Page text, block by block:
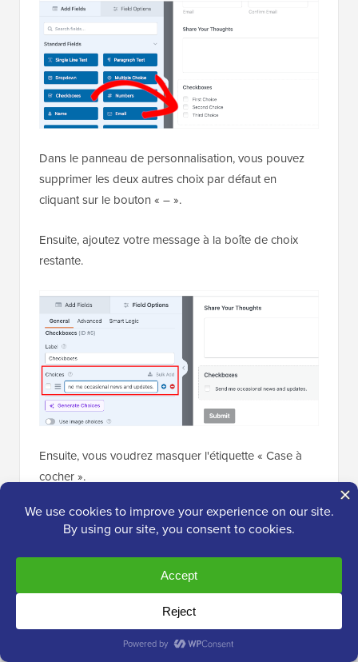
Dans le panneau de personnalisation, vous pouvez
supprimer les deux autres choix par défaut en
cliquant sur le bouton « – ».
Ensuite, ajoutez votre message à la boîte de choix
restante.
Ensuite, vous voudrez masquer l'étiquette « Case à
cocher ».
En la masquant, seul le texte prévu « Envoyez-moi
des nouvelles et des mises à jour occasionnelles »
apparaît à côté de la case à cocher, ce qui rend le
formulaire propre et facile à lire.
Pour ce faire, vous pouvez passer à l'onglet « Avancé
» et activer « Masquer l'étiquette ».